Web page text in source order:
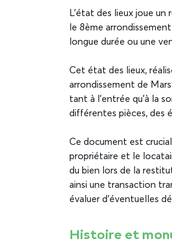
L’état des lieux joue
le 8ème
longue durée ou une
Cet état des lieux,
arrondissement de
tant à l’entrée qu’à la
différentes pièces, des
Ce document est
propriétaire et le
du bien lors de la
ainsi une transaction
évaluer d’éventuelles
Histoire et